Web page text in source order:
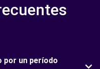
por un período